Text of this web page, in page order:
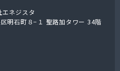
エネジスタ
明石町８−１ 聖路加タワー 34階